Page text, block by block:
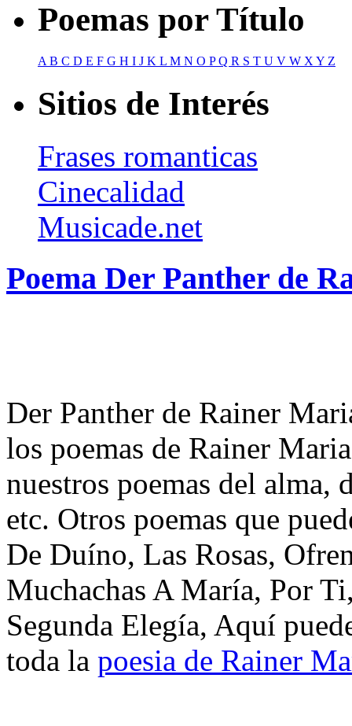
Poemas por Título
A B C D E F G H I J K L M N O PQ R S T U V W X Y Z
Sitios de Interés
Frases romanticas
Cinecalidad
Musicade.net
Poema Der Panther de
Der Panther de Rainer
los poemas de Rainer
nuestros poemas del alma,
etc. Otros poemas que
De Duíno, Las Rosas,
Muchachas A María, Por
Segunda Elegía, Aquí
toda la poesia de Rainer